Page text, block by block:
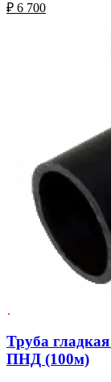
₽ 6 700
Труба
ПНД (100м)